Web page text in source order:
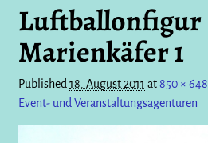
Luftballonfigur
Marienkäfer 1
Published18. August 2011 at850 × 648
Event- und Veranstaltungsagenturen